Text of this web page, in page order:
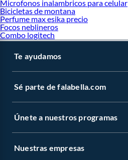
Microfonos inalambricos para celular
Bicicletas de montana
Perfume max esika precio
Focos neblineros
Combo logitech
Te ayudamos
Sé parte de falabella.com
Únete a nuestros programas
Nuestras empresas